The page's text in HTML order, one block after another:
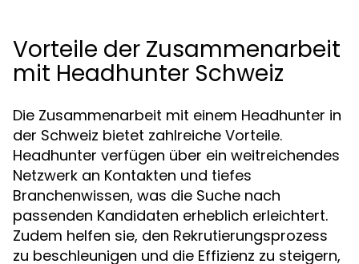
Vorteile der Zusammenarbeit
mit Headhunter Schweiz
Die Zusammenarbeit mit einem Headhunter in
der Schweiz bietet zahlreiche Vorteile.
Headhunter verfügen über ein weitreichendes
Netzwerk an Kontakten und tiefes
Branchenwissen, was die Suche nach
passenden Kandidaten erheblich erleichtert.
Zudem helfen sie, den Rekrutierungsprozess
zu beschleunigen und die Effizienz zu steigern,